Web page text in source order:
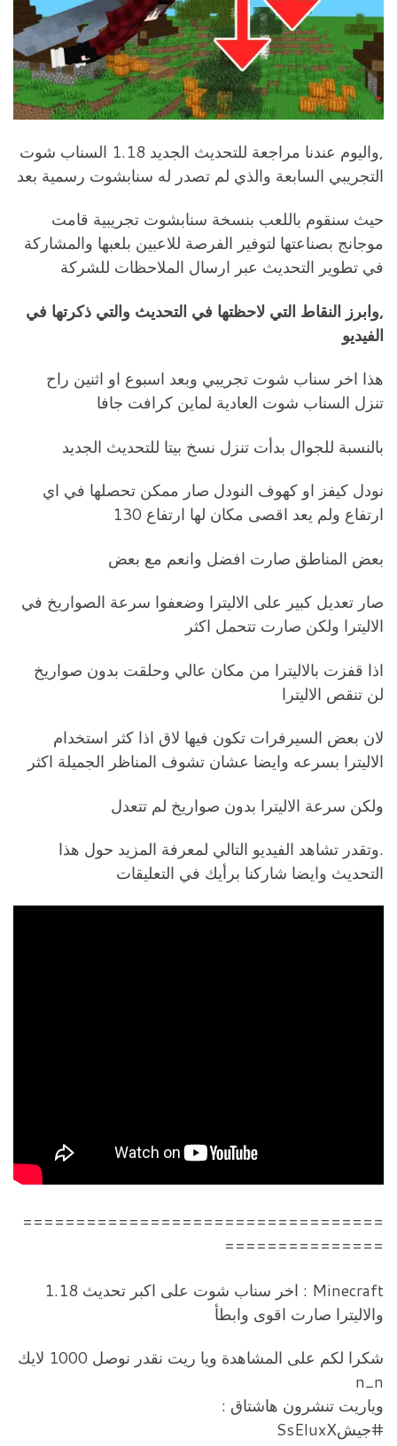
,واليوم عندنا مراجعة للتحديث الجديد 1.18 السناب شوت
التجريبي السابعة والذي لم تصدر له سنابشوت رسمية بعد
حيث سنقوم باللعب بنسخة سنابشوت تجريبية قامت
موجانج بصناعتها لتوفير الفرصة للاعبين بلعبها والمشاركة
في تطوير التحديث عبر ارسال الملاحظات للشركة
,وابرز النقاط التي لاحظتها في التحديث والتي ذكرتها في
الفيديو
هذا اخر سناب شوت تجريبي وبعد اسبوع او اثنين راح
تنزل السناب شوت العادية لماين كرافت جافا
بالنسبة للجوال بدأت تنزل نسخ بيتا للتحديث الجديد
نودل كيفز او كهوف النودل صار ممكن تحصلها في اي
ارتفاع ولم يعد اقصى مكان لها ارتفاع 130
بعض المناطق صارت افضل وانعم مع بعض
صار تعديل كبير على الاليترا وضعفوا سرعة الصواريخ في
الاليترا ولكن صارت تتحمل اكثر
اذا قفزت بالاليترا من مكان عالي وحلقت بدون صواريخ
لن تنقص الاليترا
لان بعض السيرفرات تكون فيها لاق اذا كثر استخدام
الاليترا بسرعه وايضا عشان تشوف المناظر الجميلة اكثر
ولكن سرعة الاليترا بدون صواريخ لم تتعدل
.وتقدر تشاهد الفيديو التالي لمعرفة المزيد حول هذا
التحديث وايضا شاركنا برأيك في التعليقات
==================================
===============
Minecraft : اخر سناب شوت على اكبر تحديث 1.18
والاليترا صارت اقوى وابطأ
شكرا لكم على المشاهدة ويا ريت نقدر نوصل 1000 لايك
n_n
وياريت تنشرون هاشتاق :
#جيشSsEluxX